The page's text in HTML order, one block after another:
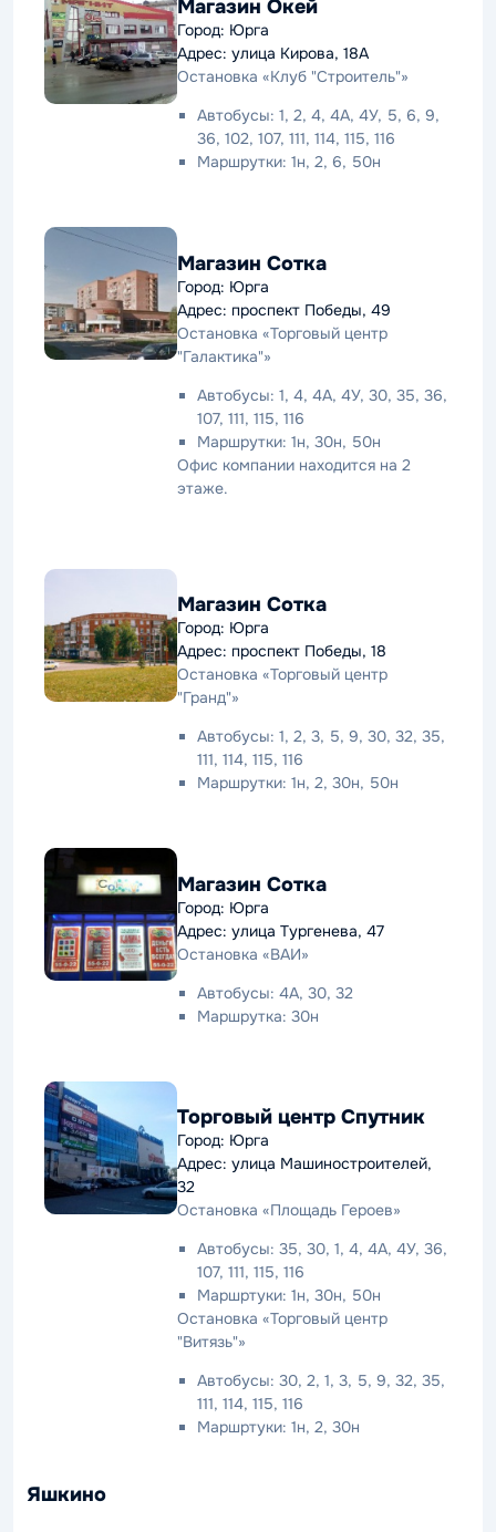
Магазин Окей
Город: Юрга
Адрес: улица Кирова, 18А
Остановка «Клуб "Строитель"»
Автобусы: 1, 2, 4, 4А, 4У, 5, 6, 9,
36, 102, 107, 111, 114, 115, 116
Маршрутки: 1н, 2, 6, 50н
Магазин Сотка
Город: Юрга
Адрес: проспект Победы, 49
Остановка «Торговый центр
"Галактика"»
Автобусы: 1, 4, 4А, 4У, 30, 35, 36,
107, 111, 115, 116
Маршрутки: 1н, 30н, 50н
Офис компании находится на 2
этаже.
Магазин Сотка
Город: Юрга
Адрес: проспект Победы, 18
Остановка «Торговый центр
"Гранд"»
Автобусы: 1, 2, 3, 5, 9, 30, 32, 35,
111, 114, 115, 116
Маршрутки: 1н, 2, 30н, 50н
Магазин Сотка
Город: Юрга
Адрес: улица Тургенева, 47
Остановка «ВАИ»
Автобусы: 4А, 30, 32
Маршрутка: 30н
Торговый центр Спутник
Город: Юрга
Адрес: улица Машиностроителей,
32
Остановка «Площадь Героев»
Автобусы: 35, 30, 1, 4, 4А, 4У, 36,
107, 111, 115, 116
Маршртуки: 1н, 30н, 50н
Остановка «Торговый центр
"Витязь"»
Автобусы: 30, 2, 1, 3, 5, 9, 32, 35,
111, 114, 115, 116
Маршртуки: 1н, 2, 30н
Яшкино